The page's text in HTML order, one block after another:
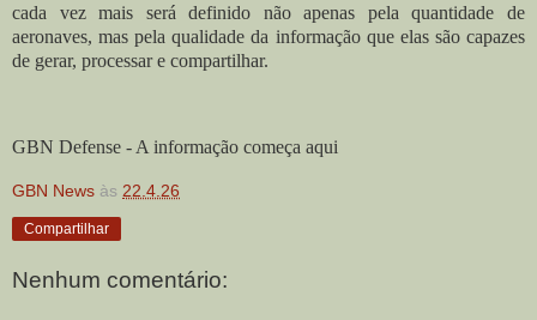
cada vez mais será definido não apenas pela quantidade de
aeronaves, mas pela qualidade da informação que elas são capazes
de gerar, processar e compartilhar.
GBN Defense - A informação começa aqui
GBN News às 22.4.26
Compartilhar
Nenhum comentário: